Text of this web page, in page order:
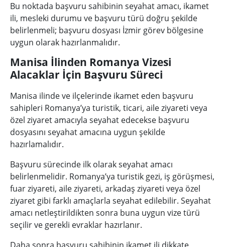
Bu noktada başvuru sahibinin seyahat amacı, ikamet
ili, mesleki durumu ve başvuru türü doğru şekilde
belirlenmeli; başvuru dosyası İzmir görev bölgesine
uygun olarak hazırlanmalıdır.
Manisa İlinden Romanya Vizesi
Alacaklar İçin Başvuru Süreci
Manisa ilinde ve ilçelerinde ikamet eden başvuru
sahipleri Romanya’ya turistik, ticari, aile ziyareti veya
özel ziyaret amacıyla seyahat edecekse başvuru
dosyasını seyahat amacına uygun şekilde
hazırlamalıdır.
Başvuru sürecinde ilk olarak seyahat amacı
belirlenmelidir. Romanya’ya turistik gezi, iş görüşmesi,
fuar ziyareti, aile ziyareti, arkadaş ziyareti veya özel
ziyaret gibi farklı amaçlarla seyahat edilebilir. Seyahat
amacı netleştirildikten sonra buna uygun vize türü
seçilir ve gerekli evraklar hazırlanır.